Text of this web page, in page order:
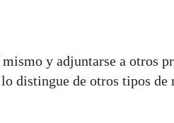
y adjuntarse a otros
distingue de otros tipos de